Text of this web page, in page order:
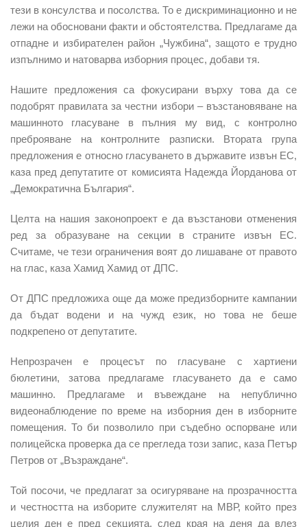
тези в консулства и посолства. То е дискриминационно и не
лежи на обосновани факти и обстоятелства. Предлагаме да
отпадне и избирателен район „Чужбина“, защото е трудно
изпълнимо и натоварва изборния процес, добави тя.
Нашите предложения са фокусирани върху това да се
подобрят правилата за честни избори – възстановяване на
машинното гласуване в пълния му вид, с контролно
преброяване на контролните разписки. Втората група
предложения е относно гласуването в държавите извън ЕС,
каза пред депутатите от комисията Надежда Йордановаот
„Демократична България“.
Целта на нашия законопроект е да възстанови отменения
ред за образуване на секции в страните извън ЕС.
Считаме, че тези ограничения воят до лишаване от правото
на глас, каза Хамид Хамид от ДПС.
От ДПС предложиха още да може предизборните кампании
да бъдат водени и на чужд език, но това не беше
подкрепено от депутатите.
Непрозрачен е процесът по гласуване с хартиени
бюлетини, затова предлагаме гласуването да е само
машинно. Предлагаме и въвеждане на непублично
видеонаблюдение по време на изборния ден в изборните
помещения. То би позволило при съдебно оспорване или
полицейска проверка да се прегледа този запис, каза Петър
Петров от „Възраждане“.
Той посочи, че предлагат за осигуряване на прозрачността
и честността на изборите служителят на МВР, който през
целия ден е пред секцията, след края на деня да влез